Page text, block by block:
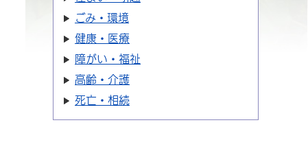
ごみ・環境
健康・医療
障がい・福祉
高齢・介護
死亡・相続